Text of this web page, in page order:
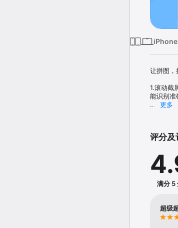
让拼图，
1.滚动截
能识别准
5.如果有
如果觉
更多
评分及
满分 5
超级